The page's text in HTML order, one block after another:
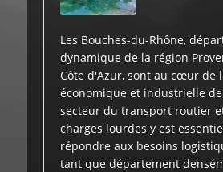
Les Bouches-du-Rhône,
dynamique de la région
Côte d'Azur, sont au cœur de
économique et industrielle
secteur du transport routier
charges lourdes y est
répondre aux besoins
tant que département